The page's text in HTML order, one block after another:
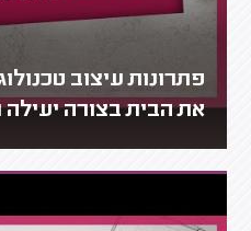
פתרונות עיצוב
את הבית בצורה יעילה